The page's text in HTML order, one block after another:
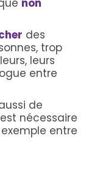
des
trop
leurs
entre
de
nécessaire
entre